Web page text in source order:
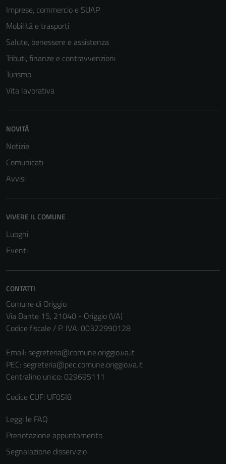
Imprese, commercio e SUAP
Mobilità e trasporti
Salute, benessere e assistenza
Tributi, finanze e contravvenzioni
Turismo
Vita lavorativa
NOVITÀ
Notizie
Comunicati
Avvisi
VIVERE IL COMUNE
Luoghi
Eventi
CONTATTI
Comune di Origgio
Via Dante 15, 21040 - Origgio (VA)
Codice fiscale / P. IVA: 00322990128
Email: segreteria@comune.origgio.va.it
PEC: segreteria@pec.comune.origgio.va.it
Centralino unico: 029695111
Codice CUF: UF0SI8
Leggi le FAQ
Prenotazione appuntamento
Segnalazione disservizio
sono necessari
essere
Questi cookie
non raccolgono